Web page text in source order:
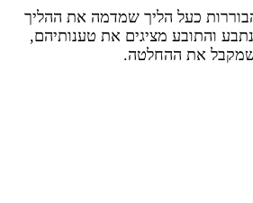
כעל הליך שמדמה את ההליך
והתובע מציגים את טענותיהם,
שמקבל את ההחלטה.